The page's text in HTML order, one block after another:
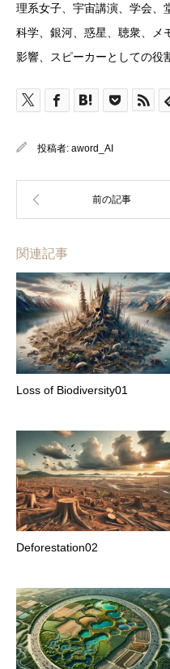
理系女子、宇宙講演、学会、
科学、銀河、惑星、聴衆、メ
影響、スピーカーとしての役
投稿者: aword_AI
関連記事
Loss of Biodiversity01
Deforestation02